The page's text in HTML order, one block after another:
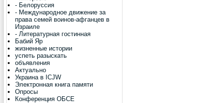
- Белоруссия
- Международное движение за
права семей воинов-афганцев в
Израиле
- Литературная гостинная
Бабий Яр
жизненные истории
успеть разыскать
объявления
Актуально
Украина в ICJW
Электронная книга памяти
Опросы
Конференция ОБСЕ